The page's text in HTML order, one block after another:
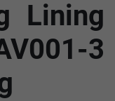
Lining
3